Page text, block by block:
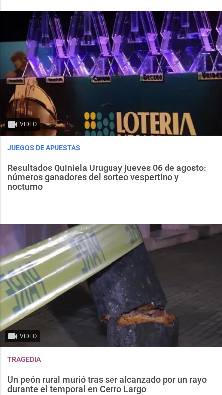
VIDEO
JUEGOS DE APUESTAS
Resultados Quiniela Uruguay jueves 06 de agosto:
números ganadores del sorteo vespertino y
nocturno
VIDEO
TRAGEDIA
Un peón rural murió tras ser alcanzado por un rayo
durante el temporal en Cerro Largo